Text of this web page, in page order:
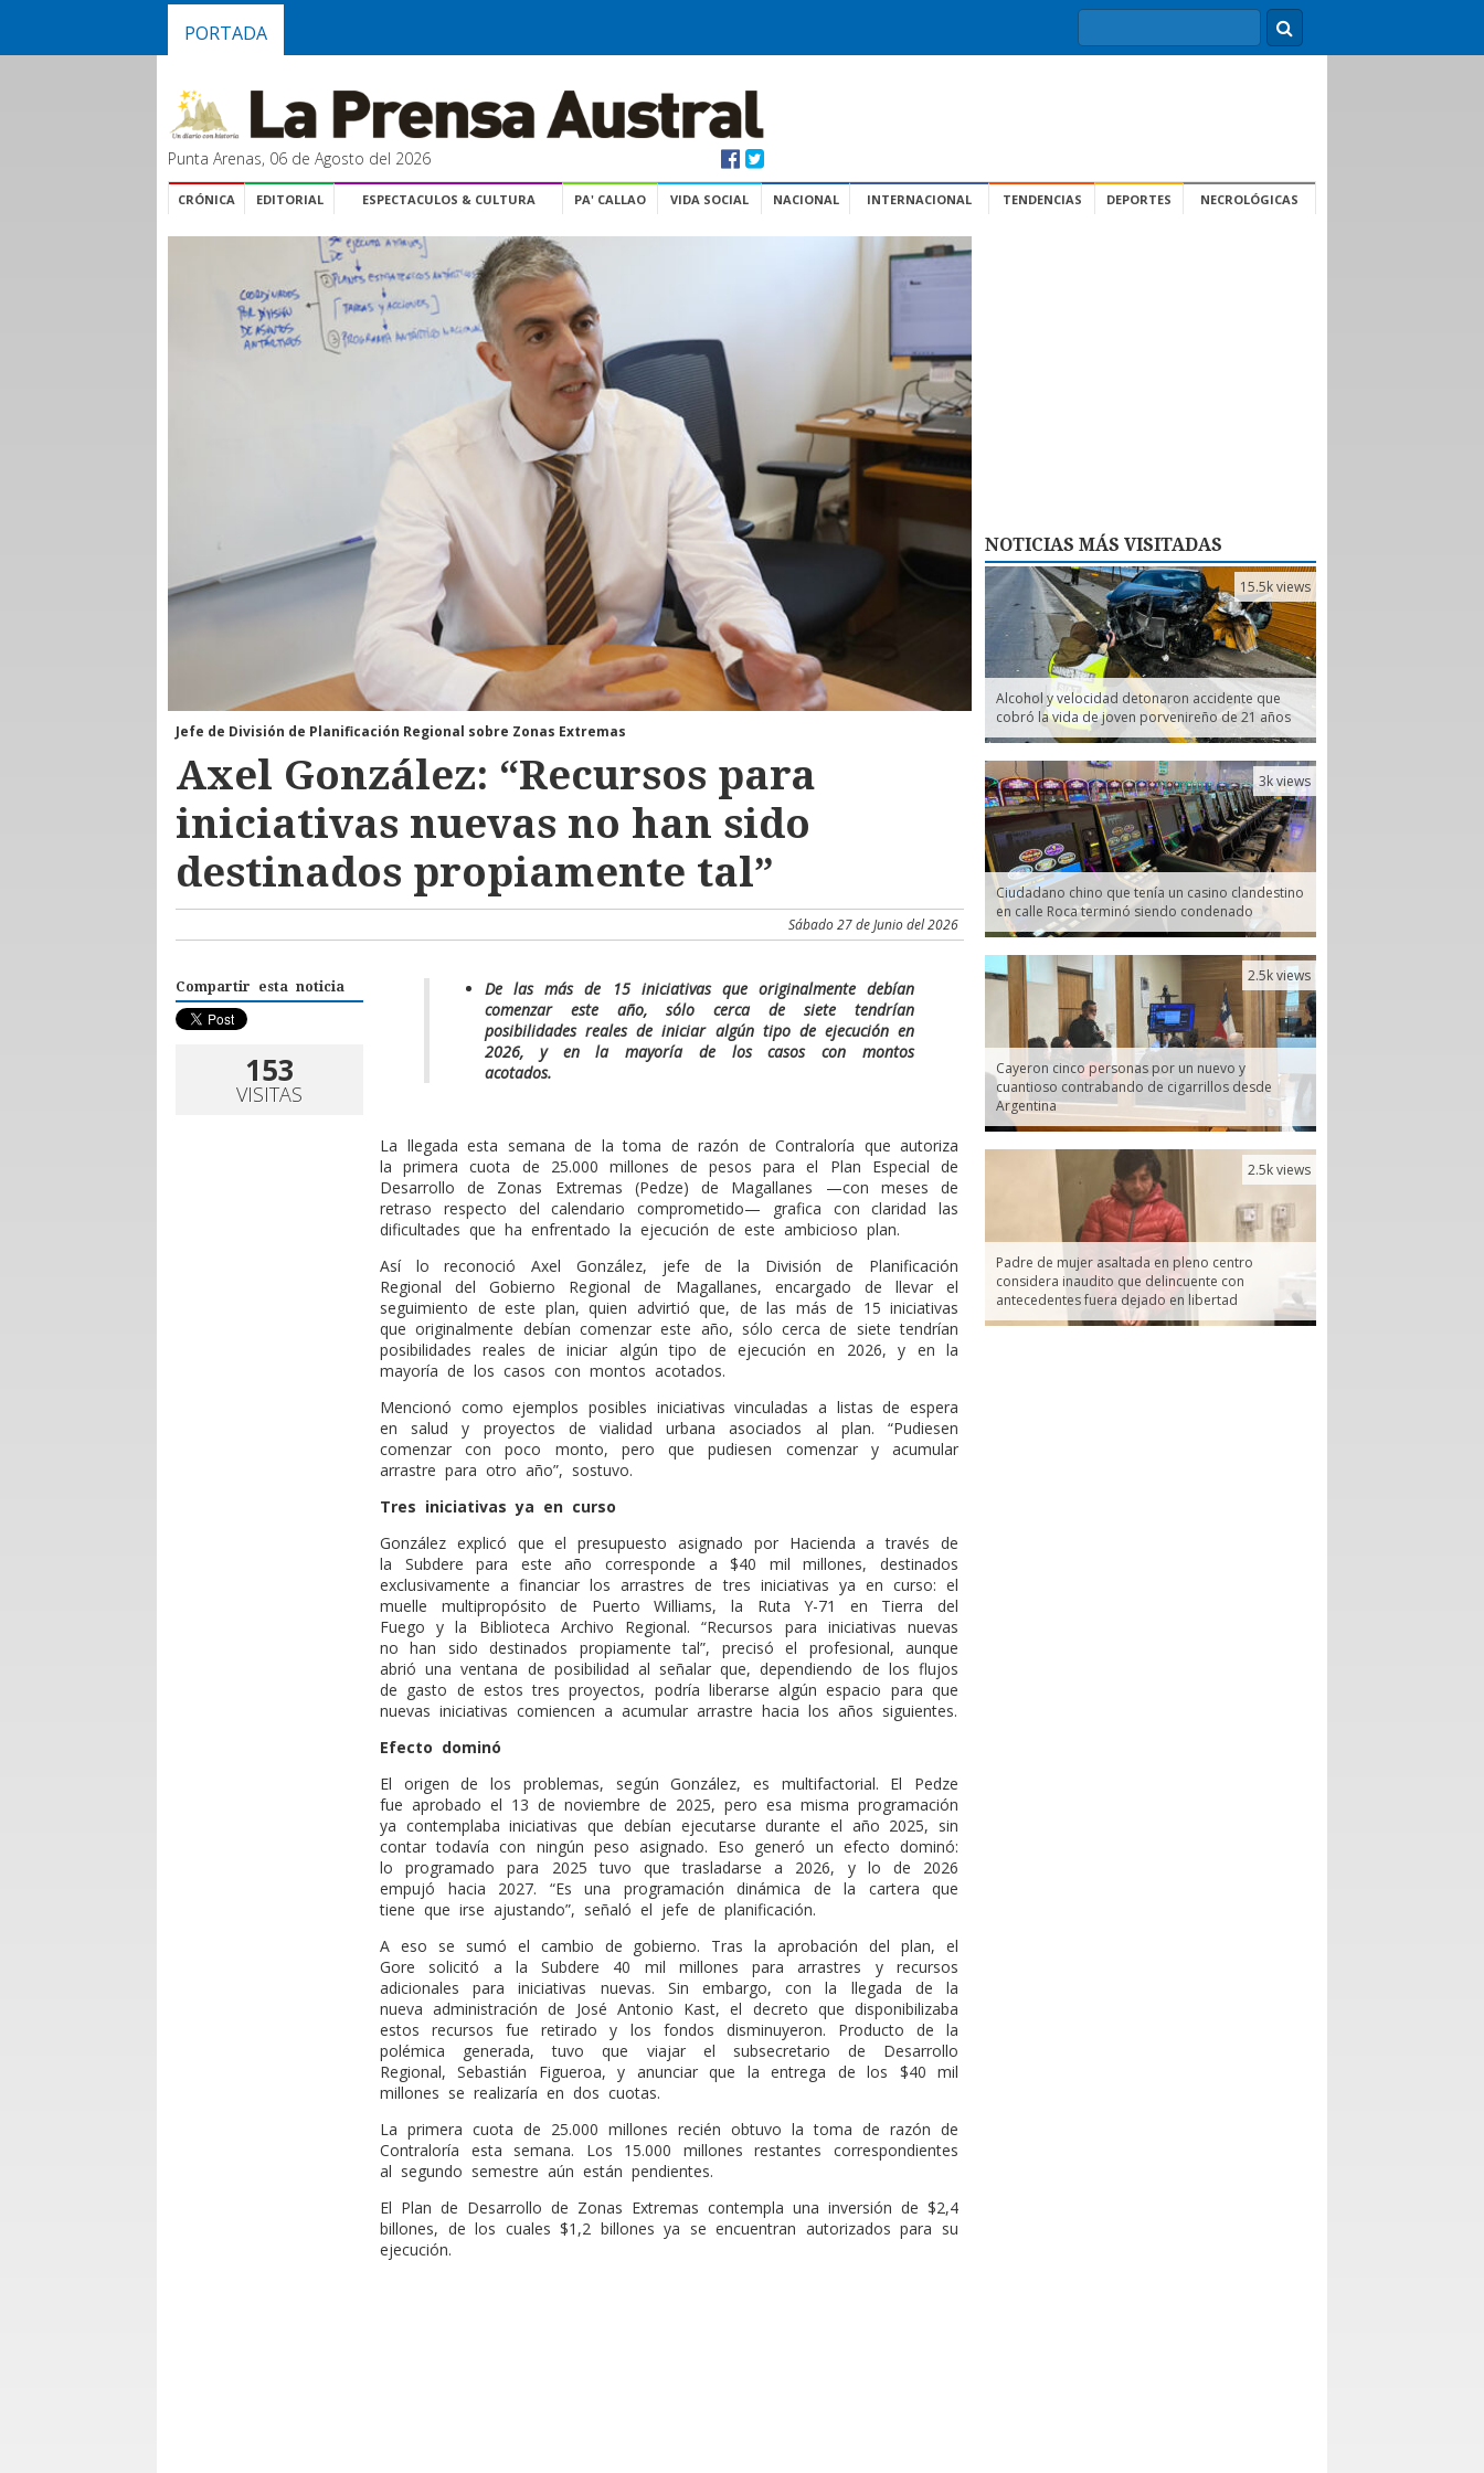
PORTADA
Punta Arenas, 06 de Agosto del 2026
CRÓNICA EDITORIAL ESPECTACULOS & CULTURA PA' CALLAO VIDA SOCIAL NACIONAL INTERNACIONAL TENDENCIAS DEPORTES NECROLÓGICAS
Jefe de División de Planificación Regional sobre Zonas Extremas
Axel González: “Recursos para
iniciativas nuevas no han sido
destinados propiamente tal”
Sábado 27 de Junio del 2026
Compartir esta noticia
153
VISITAS
De las más de 15 iniciativas que originalmente debían
comenzar este año, sólo cerca de siete tendrían
posibilidades reales de iniciar algún tipo de ejecución en
2026, y en la mayoría de los casos con montos
acotados.
La llegada esta semana de la toma de razón de Contraloría que autoriza
la primera cuota de 25.000 millones de pesos para el Plan Especial de
Desarrollo de Zonas Extremas (Pedze) de Magallanes —con meses de
retraso respecto del calendario comprometido— grafica con claridad las
dificultades que ha enfrentado la ejecución de este ambicioso plan.
Así lo reconoció Axel González, jefe de la División de Planificación
Regional del Gobierno Regional de Magallanes, encargado de llevar el
seguimiento de este plan, quien advirtió que, de las más de 15 iniciativas
que originalmente debían comenzar este año, sólo cerca de siete tendrían
posibilidades reales de iniciar algún tipo de ejecución en 2026, y en la
mayoría de los casos con montos acotados.
Mencionó como ejemplos posibles iniciativas vinculadas a listas de espera
en salud y proyectos de vialidad urbana asociados al plan. “Pudiesen
comenzar con poco monto, pero que pudiesen comenzar y acumular
arrastre para otro año”, sostuvo.
Tres iniciativas ya en curso
González explicó que el presupuesto asignado por Hacienda a través de
la Subdere para este año corresponde a $40 mil millones, destinados
exclusivamente a financiar los arrastres de tres iniciativas ya en curso: el
muelle multipropósito de Puerto Williams, la Ruta Y-71 en Tierra del
Fuego y la Biblioteca Archivo Regional. “Recursos para iniciativas nuevas
no han sido destinados propiamente tal”, precisó el profesional, aunque
abrió una ventana de posibilidad al señalar que, dependiendo de los flujos
de gasto de estos tres proyectos, podría liberarse algún espacio para que
nuevas iniciativas comiencen a acumular arrastre hacia los años siguientes.
Efecto dominó
El origen de los problemas, según González, es multifactorial. El Pedze
fue aprobado el 13 de noviembre de 2025, pero esa misma programación
ya contemplaba iniciativas que debían ejecutarse durante el año 2025, sin
contar todavía con ningún peso asignado. Eso generó un efecto dominó:
lo programado para 2025 tuvo que trasladarse a 2026, y lo de 2026
empujó hacia 2027. “Es una programación dinámica de la cartera que
tiene que irse ajustando”, señaló el jefe de planificación.
A eso se sumó el cambio de gobierno. Tras la aprobación del plan, el
Gore solicitó a la Subdere 40 mil millones para arrastres y recursos
adicionales para iniciativas nuevas. Sin embargo, con la llegada de la
nueva administración de José Antonio Kast, el decreto que disponibilizaba
estos recursos fue retirado y los fondos disminuyeron. Producto de la
polémica generada, tuvo que viajar el subsecretario de Desarrollo
Regional, Sebastián Figueroa, y anunciar que la entrega de los $40 mil
millones se realizaría en dos cuotas.
La primera cuota de 25.000 millones recién obtuvo la toma de razón de
Contraloría esta semana. Los 15.000 millones restantes correspondientes
al segundo semestre aún están pendientes.
El Plan de Desarrollo de Zonas Extremas contempla una inversión de $2,4
billones, de los cuales $1,2 billones ya se encuentran autorizados para su
ejecución.
NOTICIAS MÁS VISITADAS
Alcohol y velocidad detonaron accidente que
cobró la vida de joven porvenireño de 21 años
15.5k views
Ciudadano chino que tenía un casino clandestino
en calle Roca terminó siendo condenado
3k views
Cayeron cinco personas por un nuevo y
cuantioso contrabando de cigarrillos desde
Argentina
2.5k views
Padre de mujer asaltada en pleno centro
considera inaudito que delincuente con
antecedentes fuera dejado en libertad
2.5k views